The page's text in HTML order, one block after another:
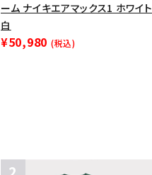
ーム ナイキエアマックス1 ホワイト
白
¥50,980 (税込)